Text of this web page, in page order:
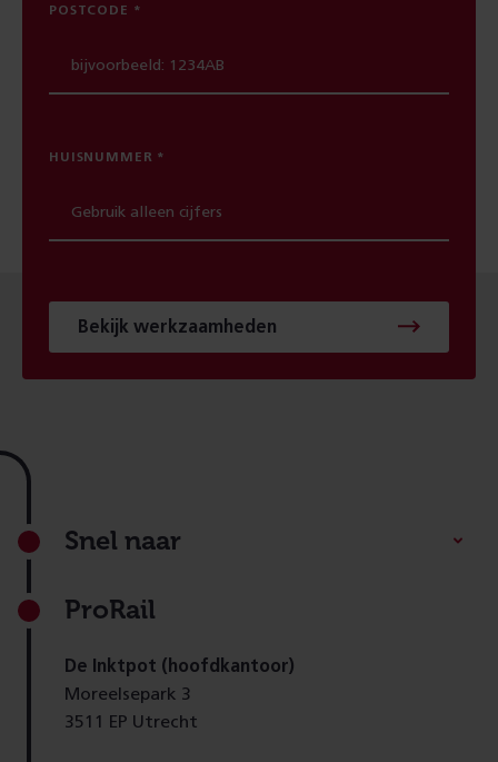
POSTCODE
HUISNUMMER
Bekijk werkzaamheden
Footer
Snel naar
ProRail
De Inktpot (hoofdkantoor)
Moreelsepark 3
3511 EP Utrecht